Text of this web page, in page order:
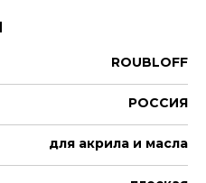
ROUBLOFF
РОССИЯ
для акрила и масла